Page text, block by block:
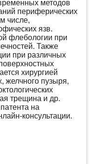
методов
периферических
числе,
язв.
флебологии при
Также
при различных
хирургией
желчного пузыря,
трещина и др.
на
консультации.